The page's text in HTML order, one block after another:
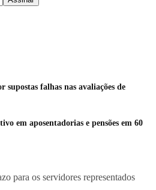
falhas nas avaliações de
em aposentadorias e pensões em 60
para os servidores representados